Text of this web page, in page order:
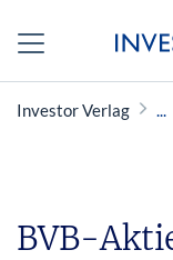
Investor Verlag
BVB-